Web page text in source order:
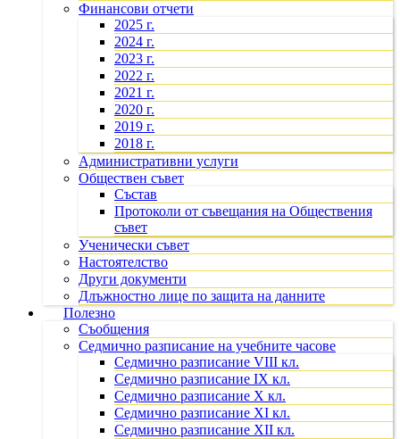
Финансови отчети
2025 г.
2024 г.
2023 г.
2022 г.
2021 г.
2020 г.
2019 г.
2018 г.
Административни услуги
Обществен съвет
Състав
Протоколи от съвещания на Обществения
съвет
Ученически съвет
Настоятелство
Други документи
Длъжностно лице по защита на данните
Полезно
Съобщения
Седмично разписание на учебните часове
Седмично разписание VIII кл.
Седмично разписание IX кл.
Седмично разписание X кл.
Седмично разписание XI кл.
Седмично разписание XII кл.